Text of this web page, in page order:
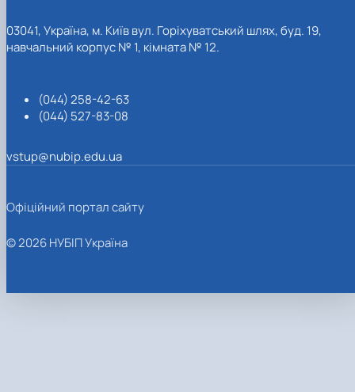
03041, Україна, м. Київ вул. Горіхуватський шлях, буд. 19,
навчальний корпус № 1, кімната № 12.
(044) 258-42-63
(044) 527-83-08
vstup@nubip.edu.ua
Офіційний портал сайту
© 2026 НУБІП Україна